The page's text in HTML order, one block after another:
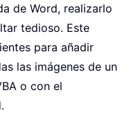
de Word, realizarlo
tedioso. Este
para añadir
las imágenes de un
o con el